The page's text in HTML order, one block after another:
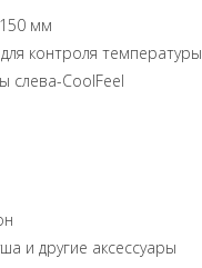
мм
контроля
слева-CoolFeel
и другие аксессуары